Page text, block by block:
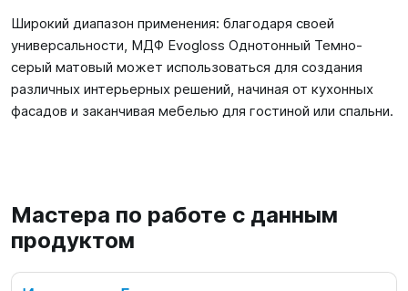
Широкий диапазон применения: благодаря своей
универсальности, МДФ Evogloss Однотонный Темно-
серый матовый может использоваться для создания
различных интерьерных решений, начиная от кухонных
фасадов и заканчивая мебелью для гостиной или спальни.
Мастера по работе с данным
продуктом